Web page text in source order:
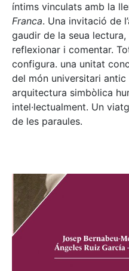
íntims vinculats amb la
Franca. Una invitació de
gaudir de la seua
reflexionar i comentar.
configura. una unitat
del món universitari antic
arquitectura simbòlica
intel·lectualment. Un
de les paraules.